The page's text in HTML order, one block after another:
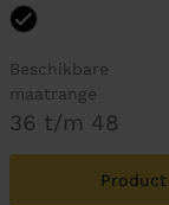
Beschikbare
maatrange
36 t/m 48